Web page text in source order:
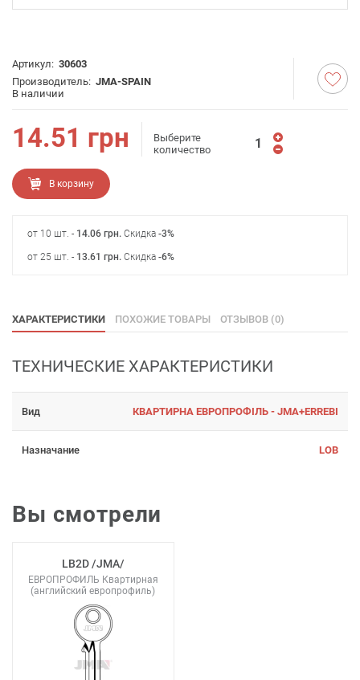
Артикул: 30603
Производитель: JMA-SPAIN
В наличии
14.51 грн
Выберите
количество
В корзину
от 10 шт. - 14.06 грн. Скидка -3%
от 25 шт. - 13.61 грн. Скидка -6%
ХАРАКТЕРИСТИКИ ПОХОЖИЕ ТОВАРЫ ОТЗЫВОВ (0)
ТЕХНИЧЕСКИЕ ХАРАКТЕРИСТИКИ
Вид КВАРТИРНА ЕВРОПРОФІЛЬ - JMA+ERREBI
Назначание LOB
Вы смотрели
LB2D /JMA/
ЕВРОПРОФИЛЬ Квартирная
(английский европрофиль)